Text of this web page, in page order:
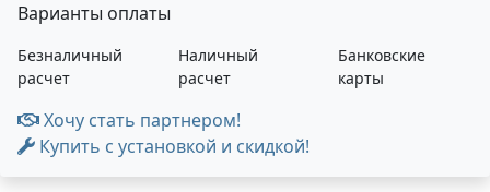
Варианты оплаты
Безналичный
расчет
Наличный
расчет
Банковские
карты
Хочу стать партнером!
Купить с установкой и скидкой!